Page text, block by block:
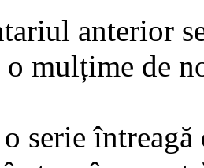
anterior
o mulțime de
serie